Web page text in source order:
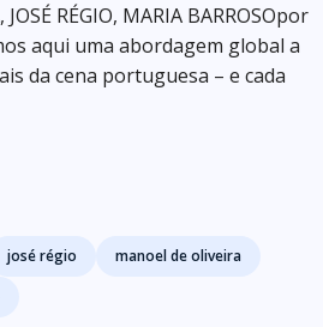
RÉGIO, MARIA BARROSOpor
aqui uma abordagem global a
da cena portuguesa – e cada
josé régio
manoel de oliveira